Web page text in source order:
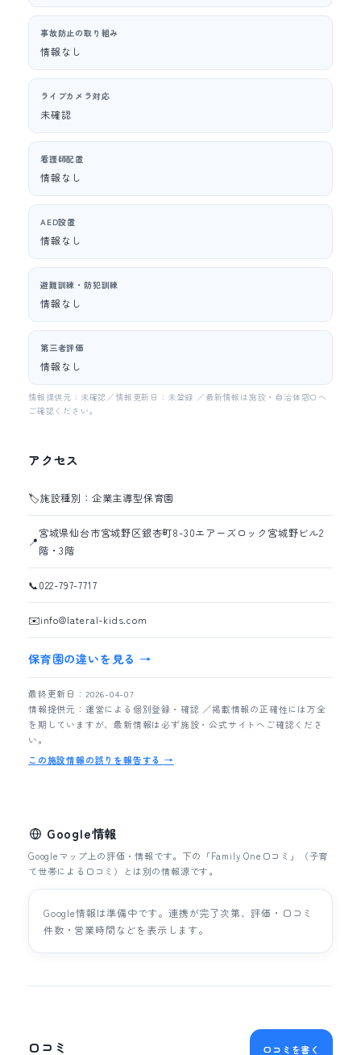
事故防止の取り組み
情報なし
ライブカメラ対応
未確認
看護師配置
情報なし
AED設置
情報なし
避難訓練・防犯訓練
情報なし
第三者評価
情報なし
情報提供元：未確認／情報更新日：未登録 ／最新情報は施設・自治体窓口へ
ご確認ください。
アクセス
🏷️施設種別：企業主導型保育園
📍
宮城県仙台市宮城野区銀杏町8-30エアーズロック宮城野ビル2
階・3階
📞022-797-7717
✉️info@lateral-kids.com
保育園の違いを見る →
最終更新日：2026-04-07
情報提供元：運営による個別登録・確認 ／掲載情報の正確性には万全
を期していますが、最新情報は必ず施設・公式サイトへご確認くださ
い。
この施設情報の誤りを報告する →
Google情報
Googleマップ上の評価・情報です。下の「Family One口コミ」（子育
て世帯による口コミ）とは別の情報源です。
Google情報は準備中です。連携が完了次第、評価・口コミ
件数・営業時間などを表示します。
口コミ 口コミを書く